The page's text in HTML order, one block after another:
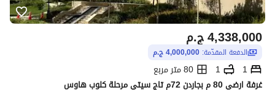
ج.م4,338,000
الدفعة المقدّمة: 4,000,000 ج.م
1
1
80 متر مربع
غرفة ارضي 80 م بجاردن 72م تاج سيتي مرحلة كلوب هاوس